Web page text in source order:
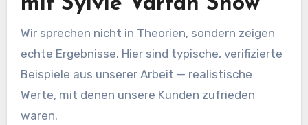
Wir sprechen nicht in Theorien, sondern zeigen
echte Ergebnisse. Hier sind typische, verifizierte
Beispiele aus unserer Arbeit — realistische
Werte, mit denen unsere Kunden zufrieden
waren.